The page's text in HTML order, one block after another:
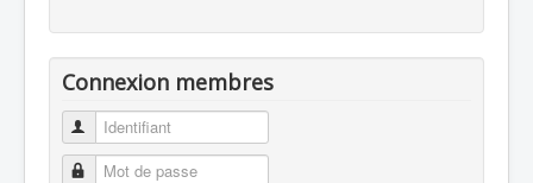
Connexion membres
Identifiant
Mot de passe